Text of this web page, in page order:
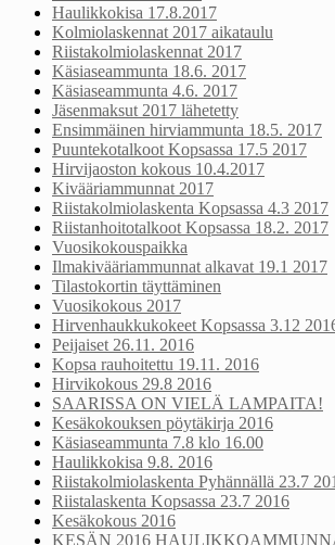
Haulikkokisa 17.8.2017
Kolmiolaskennat 2017 aikataulu
Riistakolmiolaskennat 2017
Käsiaseammunta 18.6. 2017
Käsiaseammunta 4.6. 2017
Jäsenmaksut 2017 lähetetty
Ensimmäinen hirviammunta 18.5. 2017
Puuntekotalkoot Kopsassa 17.5 2017
Hirvijaoston kokous 10.4.2017
Kivääriammunnat 2017
Riistakolmiolaskenta Kopsassa 4.3 2017
Riistanhoitotalkoot Kopsassa 18.2. 2017
Vuosikokouspaikka
Ilmakivääriammunnat alkavat 19.1 2017
Tilastokortin täyttäminen
Vuosikokous 2017
Hirvenhaukkukokeet Kopsassa 3.12
Peijaiset 26.11. 2016
Kopsa rauhoitettu 19.11. 2016
Hirvikokous 29.8 2016
SAARISSA ON VIELÄ LAMPAITA!
Kesäkokouksen pöytäkirja 2016
Käsiaseammunta 7.8 klo 16.00
Haulikkokisa 9.8. 2016
Riistakolmiolaskenta Pyhännällä 23.7
Riistalaskenta Kopsassa 23.7 2016
Kesäkokous 2016
KESÄN 2016